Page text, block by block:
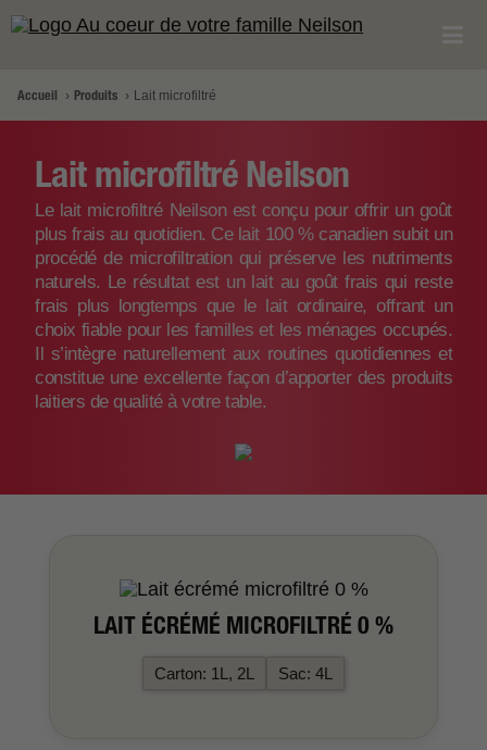
Accueil Produits Lait microfiltré
Lait microfiltré Neilson
Le lait microfiltré Neilson est conçu pour offrir un goût
plus frais au quotidien. Ce lait 100 % canadien subit un
procédé de microfiltration qui préserve les nutriments
naturels. Le résultat est un lait au goût frais qui reste
frais plus longtemps que le lait ordinaire, offrant un
choix fiable pour les familles et les ménages occupés.
Il s’intègre naturellement aux routines quotidiennes et
constitue une excellente façon d’apporter des produits
laitiers de qualité à votre table.
LAIT ÉCRÉMÉ MICROFILTRÉ 0 %
Carton: 1L, 2L Sac: 4L